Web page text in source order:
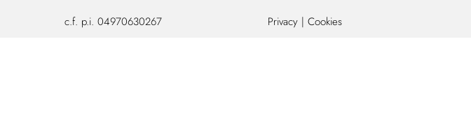
c.f. p.i. 04970630267 Privacy Cookies